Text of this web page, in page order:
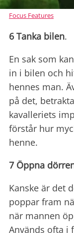
Focus Features
6 Tanka bilen.
En sak som
in i bilen och
hennes man.
på det,
kavalleriets
förstår hur
henne.
7 Öppna
Kanske är det
poppar fram
när mannen
Används ofta i